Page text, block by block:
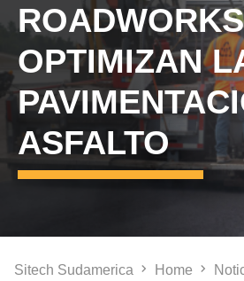
OPTIMIZAN
ASFALTO
Sitech Sudamerica Home